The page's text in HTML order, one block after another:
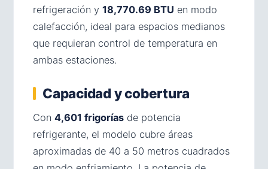
refrigeración y 18,770.69 BTU en modo
calefacción, ideal para espacios medianos
que requieran control de temperatura en
ambas estaciones.
Capacidad y cobertura
Con 4,601 frigorías de potencia
refrigerante, el modelo cubre áreas
aproximadas de 40 a 50 metros cuadrados